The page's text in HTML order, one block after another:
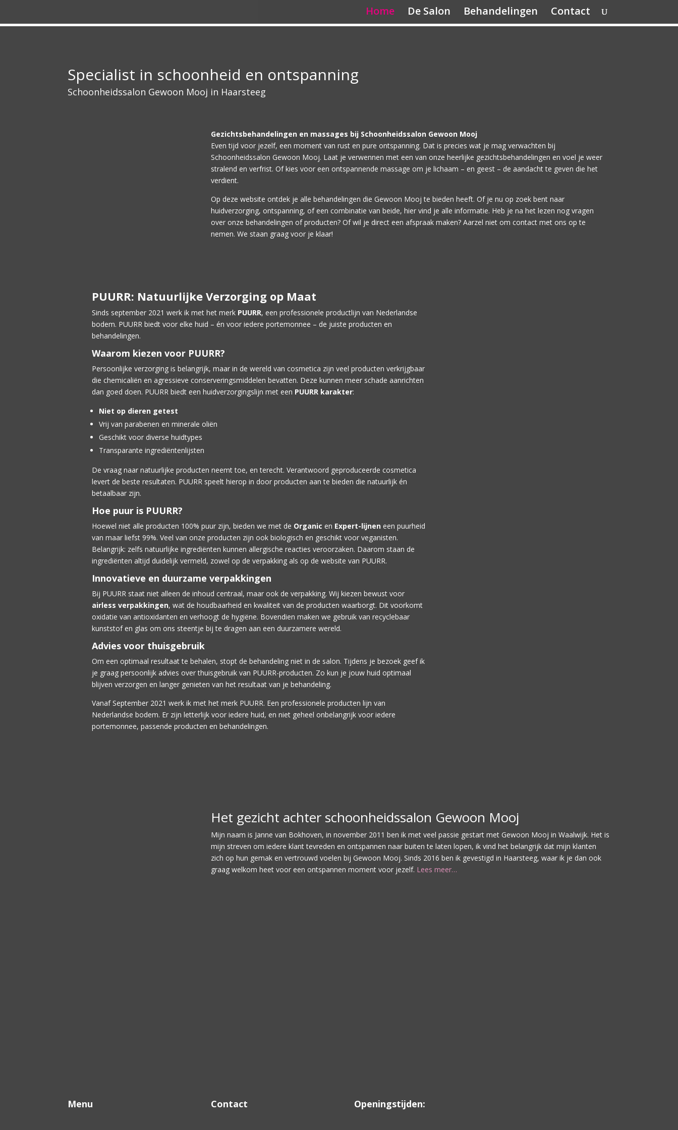
Home De Salon Behandelingen Contact
Specialist in schoonheid en ontspanning
Schoonheidssalon Gewoon Mooj in Haarsteeg
Gezichtsbehandelingen en massages bij Schoonheidssalon Gewoon Mooj
Even tijd voor jezelf, een moment van rust en pure ontspanning. Dat is precies wat je mag verwachten bij
Schoonheidssalon Gewoon Mooj. Laat je verwennen met een van onze heerlijke gezichtsbehandelingen en voel je weer
stralend en verfrist. Of kies voor een ontspannende massage om je lichaam – en geest – de aandacht te geven die het
verdient.
Op deze website ontdek je alle behandelingen die Gewoon Mooj te bieden heeft. Of je nu op zoek bent naar
huidverzorging, ontspanning, of een combinatie van beide, hier vind je alle informatie. Heb je na het lezen nog vragen
over onze behandelingen of producten? Of wil je direct een afspraak maken? Aarzel niet om contact met ons op te
nemen. We staan graag voor je klaar!
PUURR: Natuurlijke Verzorging op Maat
Sinds september 2021 werk ik met het merk PUURR, een professionele productlijn van Nederlandse
bodem. PUURR biedt voor elke huid – én voor iedere portemonnee – de juiste producten en
behandelingen.
Waarom kiezen voor PUURR?
Persoonlijke verzorging is belangrijk, maar in de wereld van cosmetica zijn veel producten verkrijgbaar
die chemicaliën en agressieve conserveringsmiddelen bevatten. Deze kunnen meer schade aanrichten
dan goed doen. PUURR biedt een huidverzorgingslijn met een PUURR karakter:
Niet op dieren getest
Vrij van parabenen en minerale oliën
Geschikt voor diverse huidtypes
Transparante ingrediëntenlijsten
De vraag naar natuurlijke producten neemt toe, en terecht. Verantwoord geproduceerde cosmetica
levert de beste resultaten. PUURR speelt hierop in door producten aan te bieden die natuurlijk én
betaalbaar zijn.
Hoe puur is PUURR?
Hoewel niet alle producten 100% puur zijn, bieden we met de Organic en Expert-lijnen een puurheid
van maar liefst 99%. Veel van onze producten zijn ook biologisch en geschikt voor veganisten.
Belangrijk: zelfs natuurlijke ingrediënten kunnen allergische reacties veroorzaken. Daarom staan de
ingrediënten altijd duidelijk vermeld, zowel op de verpakking als op de website van PUURR.
Innovatieve en duurzame verpakkingen
Bij PUURR staat niet alleen de inhoud centraal, maar ook de verpakking. Wij kiezen bewust voor
airless verpakkingen, wat de houdbaarheid en kwaliteit van de producten waarborgt. Dit voorkomt
oxidatie van antioxidanten en verhoogt de hygiëne. Bovendien maken we gebruik van recyclebaar
kunststof en glas om ons steentje bij te dragen aan een duurzamere wereld.
Advies voor thuisgebruik
Om een optimaal resultaat te behalen, stopt de behandeling niet in de salon. Tijdens je bezoek geef ik
je graag persoonlijk advies over thuisgebruik van PUURR-producten. Zo kun je jouw huid optimaal
blijven verzorgen en langer genieten van het resultaat van je behandeling.
Vanaf September 2021 werk ik met het merk PUURR. Een professionele producten lijn van
Nederlandse bodem. Er zijn letterlijk voor iedere huid, en niet geheel onbelangrijk voor iedere
portemonnee, passende producten en behandelingen.
Het gezicht achter schoonheidssalon Gewoon Mooj
Mijn naam is Janne van Bokhoven, in november 2011 ben ik met veel passie gestart met Gewoon Mooj in Waalwijk. Het is
mijn streven om iedere klant tevreden en ontspannen naar buiten te laten lopen, ik vind het belangrijk dat mijn klanten
zich op hun gemak en vertrouwd voelen bij Gewoon Mooj. Sinds 2016 ben ik gevestigd in Haarsteeg, waar ik je dan ook
graag welkom heet voor een ontspannen moment voor jezelf. Lees meer…
Menu Contact Openingstijden: